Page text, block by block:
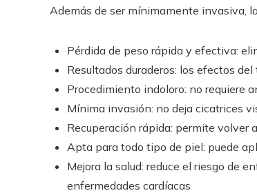
Además de ser mínimamente invasiva,
Pérdida de peso rápida y efectiva:
Resultados duraderos: los efectos
Procedimiento indoloro: no requiere
Mínima invasión: no deja cicatrices
Recuperación rápida: permite volver
Apta para todo tipo de piel: puede
Mejora la salud: reduce el riesgo de
enfermedades cardíacas